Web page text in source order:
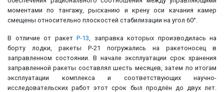
моментами по тангажу, рысканию и крену оси качания камер
смещены относительно плоскостей стабилизации на угол 60°.
В отличие от ракет Р-13 , заправка которых производилась на
борту лодки, ракеты Р-21 погружались на ракетоносец в
заправленном состоянии. В начале эксплуатации срок хранения
заправленной ракеты составлял шесть месяцев, затем по итогам
эксплуатации комплекса и соответствующих научно-
исследовательских работ этот срок был продлён до двух лет.